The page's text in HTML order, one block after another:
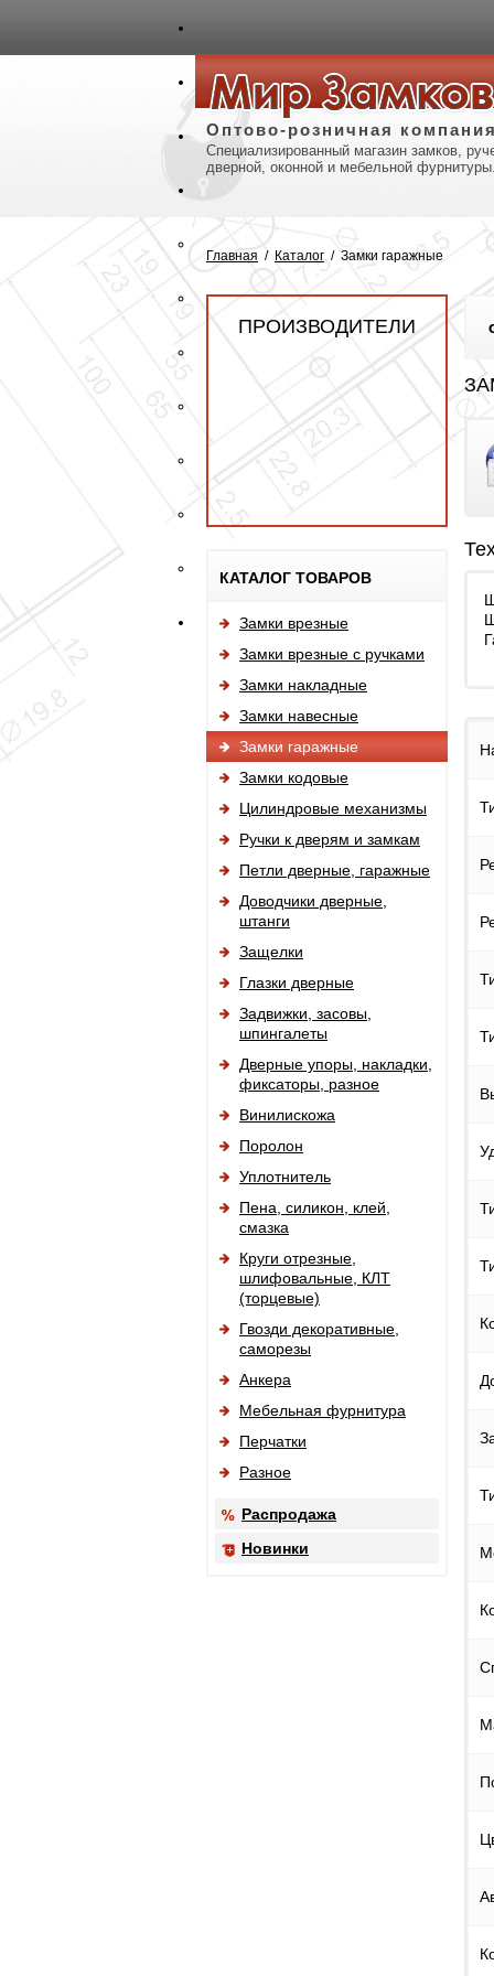
Оптово-розничная компания
Специализированный магазин замков,
дверной, оконной и мебельной фурнитуры.
Главная / Каталог / Замки гаражные
ПРОИЗВОДИТЕЛИ
КАТАЛОГ ТОВАРОВ
Замки врезные
Замки врезные с ручками
Замки накладные
Замки навесные
Замки гаражные
Замки кодовые
Цилиндровые механизмы
Ручки к дверям и замкам
Петли дверные, гаражные
Доводчики дверные,
штанги
Защелки
Глазки дверные
Задвижки, засовы,
шпингалеты
Дверные упоры, накладки,
фиксаторы, разное
Винилискожа
Поролон
Уплотнитель
Пена, силикон, клей,
смазка
Круги отрезные,
шлифовальные, КЛТ
(торцевые)
Гвозди декоративные,
саморезы
Анкера
Мебельная фурнитура
Перчатки
Разное
Распродажа
Новинки